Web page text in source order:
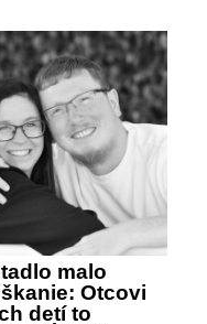
malo
Otcovi
detí to